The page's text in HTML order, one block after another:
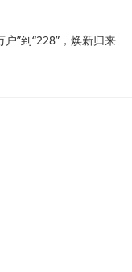
”到“228”，焕新归来